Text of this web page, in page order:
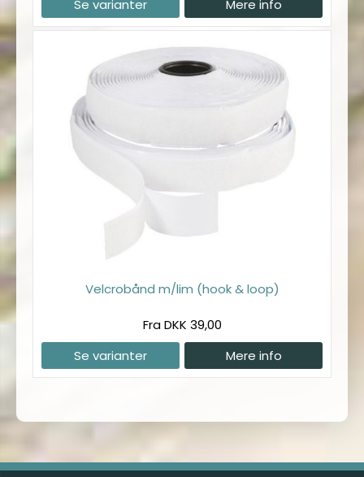
Se varianter
Mere info
Velcrobånd m/lim (hook & loop)
Fra DKK 39,00
Se varianter
Mere info